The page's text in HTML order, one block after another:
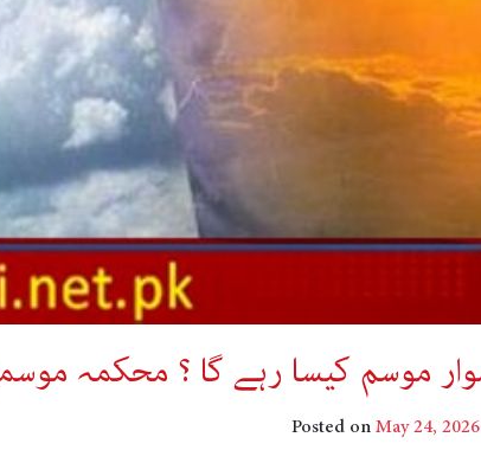
موسم کیسا رہے گا ؟ محکمہ
Posted onMay 24, 2026